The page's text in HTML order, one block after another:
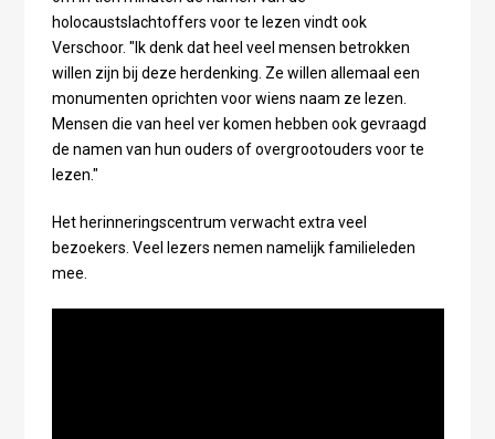
holocaustslachtoffers voor te lezen vindt ook
Verschoor. "Ik denk dat heel veel mensen betrokken
willen zijn bij deze herdenking. Ze willen allemaal een
monumenten oprichten voor wiens naam ze lezen.
Mensen die van heel ver komen hebben ook gevraagd
de namen van hun ouders of overgrootouders voor te
lezen."
Het herinneringscentrum verwacht extra veel
bezoekers. Veel lezers nemen namelijk familieleden
mee.